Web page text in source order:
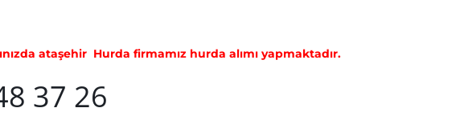
ataşehir Hurda firmamız hurda alımı yapmaktadır.
37 26